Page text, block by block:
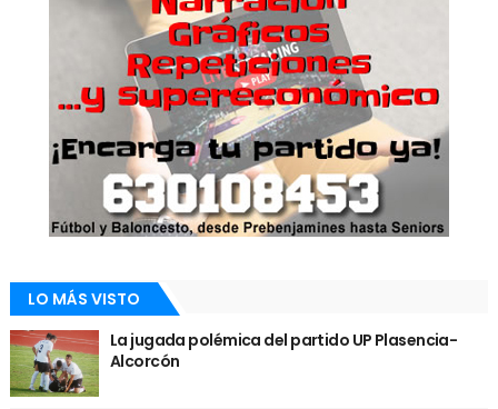
LO MÁS VISTO
La jugada polémica del partido UP Plasencia-
Alcorcón